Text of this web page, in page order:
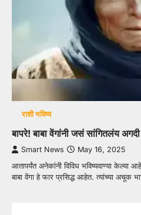
राशी भविष्य
बापरे! बाबा वेंगांनी जसं सांगितलंय
Smart News May 16, 2025
आतापर्यंत अनेकांनी विविध भविष्यवाण्या
बाबा वेंगा हे फार प्रसिद्ध आहेत. त्यांच्या अचूक